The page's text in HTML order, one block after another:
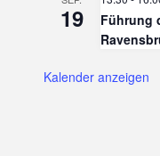
19
Führung
Kalender anzeigen